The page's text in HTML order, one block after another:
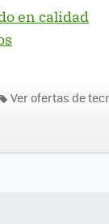
en calidad
Ver ofertas de